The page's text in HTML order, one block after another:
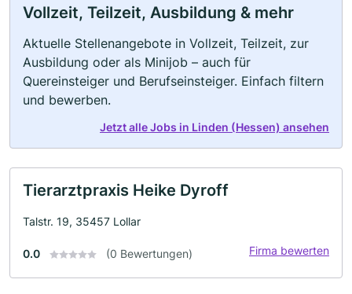
Vollzeit, Teilzeit, Ausbildung & mehr
Aktuelle Stellenangebote in Vollzeit, Teilzeit, zur
Ausbildung oder als Minijob – auch für
Quereinsteiger und Berufseinsteiger. Einfach filtern
und bewerben.
Jetzt alle Jobs in Linden (Hessen) ansehen
Tierarztpraxis Heike Dyroff
Talstr. 19, 35457 Lollar
0.0 (0 Bewertungen) Firma bewerten